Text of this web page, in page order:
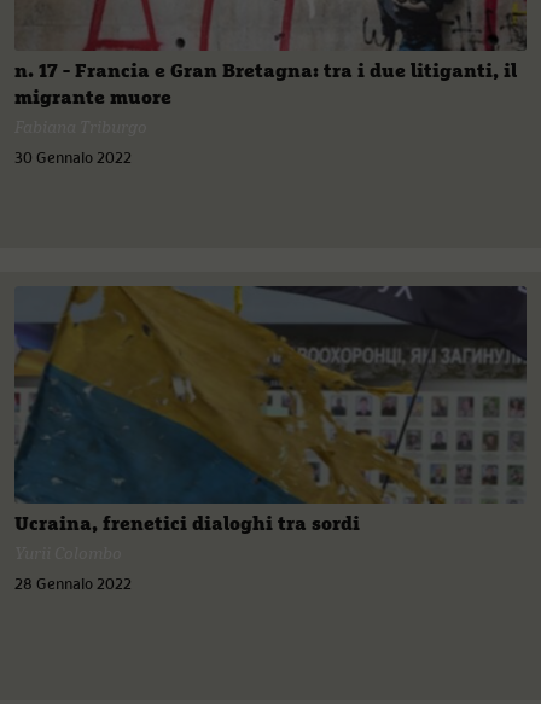
n. 17 - Francia e Gran Bretagna: tra i due litiganti, il
migrante muore
30 Gennaio 2022
Ucraina, frenetici dialoghi tra sordi
28 Gennaio 2022